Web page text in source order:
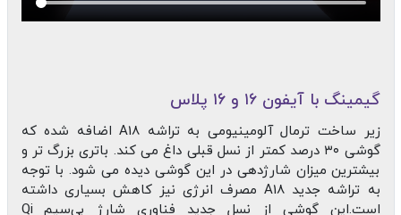
گیمینگ با آیفون ۱۶ و ۱۶ پلاس
زیر ساخت ترمال آلومینیومی به تراشه A18 اضافه شده که
گوشی ۳۰ درصد کمتر از نسل قبلی داغ می کند. باتری بزرگ تر و
بیشترین میزان شارژدهی در این گوشی دیده می شود. با توجه
به تراشه جدید A18 مصرف انرژی نیز کاهش بسیاری داشته
است.این گوشی از نسل جدید فناوری شارژ بی‌سیم Qi